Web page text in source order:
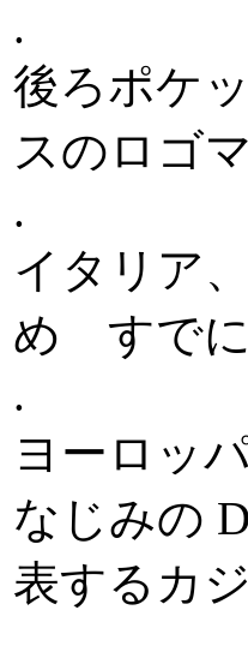
.
後ろポケ
スのロゴ
.
イタリア
め すでに
.
ヨーロッ
なじみの
表するカ